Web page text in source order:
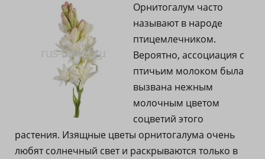
Орнитогалум часто
называют в народе
птицемлечником.
Вероятно, ассоциация с
птичьим молоком была
вызвана нежным
молочным цветом
соцветий этого
растения. Изящные цветы орнитогалума очень
любят солнечный свет и раскрываются только в